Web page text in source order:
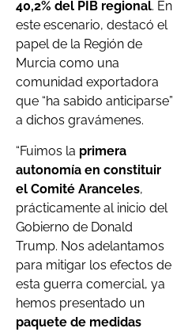
40,2% del PIB regional. En
este escenario, destacó el
papel de la Región de
Murcia como una
comunidad exportadora
que “ha sabido anticiparse”
a dichos gravámenes.
“Fuimos la primera
autonomía en constituir
el Comité Aranceles,
prácticamente al inicio del
Gobierno de Donald
Trump. Nos adelantamos
para mitigar los efectos de
esta guerra comercial, ya
hemos presentado un
paquete de medidas